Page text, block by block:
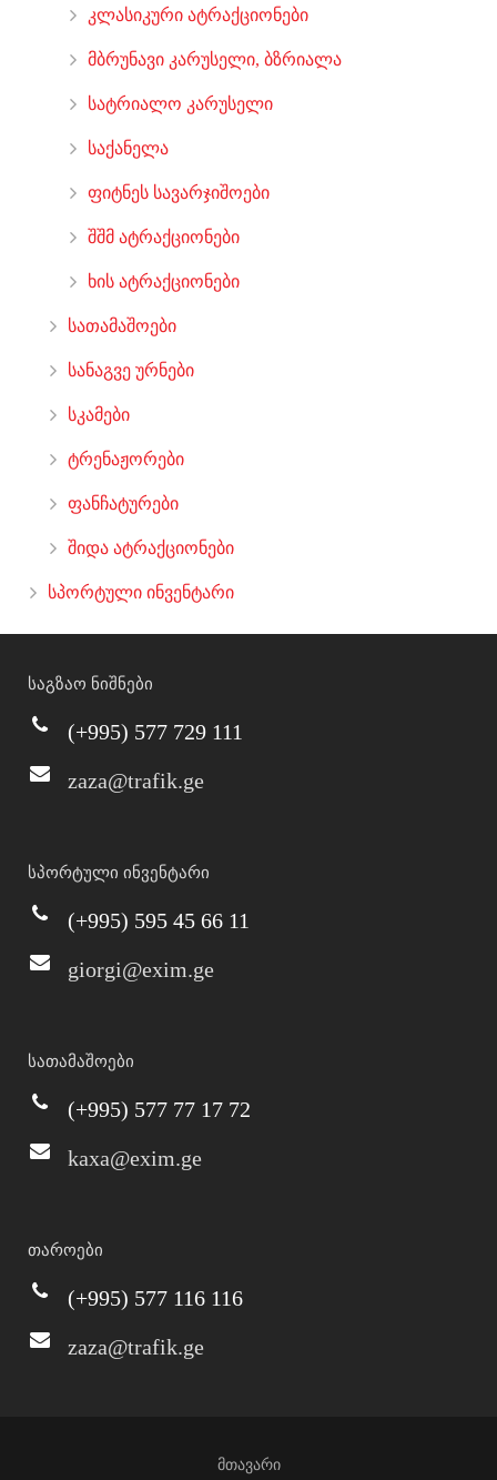
კლასიკური ატრაქციონები
მბრუნავი კარუსელი, ბზრიალა
სატრიალო კარუსელი
საქანელა
ფიტნეს სავარჯიშოები
შშმ ატრაქციონები
ხის ატრაქციონები
სათამაშოები
სანაგვე ურნები
სკამები
ტრენაჟორები
ფანჩატურები
შიდა ატრაქციონები
სპორტული ინვენტარი
საგზაო ნიშნები
(+995) 577 729 111
zaza@trafik.ge
სპორტული ინვენტარი
(+995) 595 45 66 11
giorgi@exim.ge
სათამაშოები
(+995) 577 77 17 72
kaxa@exim.ge
თაროები
(+995) 577 116 116
zaza@trafik.ge
მთავარი